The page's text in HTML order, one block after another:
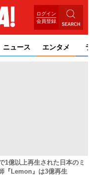
ログイン
会員登録
ニュース エンタメ
1億以上再生された日本のミ
『Lemon』は3億再生